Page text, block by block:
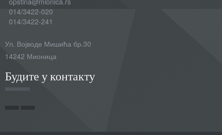
014/3422-020
014/3422-241
Ул. Војводе Мишића бр.30
14242 Мионица
Будите у контакту